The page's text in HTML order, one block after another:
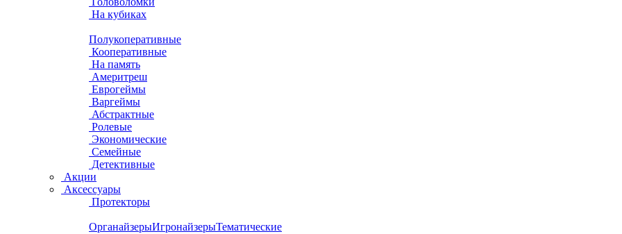
На кубиках
Полукоперативные
Кооперативные
На память
Америтреш
Еврогеймы
Варгеймы
Абстрактные
Ролевые
Экономические
Семейные
Детективные
Акции
Аксессуары
Протекторы
ОрганайзерыИгронайзерыТематические